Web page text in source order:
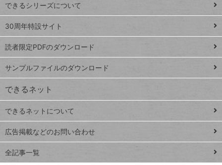
Google
スプレ
ッドシ
ート
iPhone
VLOOKUP
close
閉じ
る
ト
ッ
プ
ペ
ジ
連載
Excel Q&A
トイアンナ流仕
事術
PowerAutomate
できるシリーズについて
30周年特設サイト
読者限定PDFのダウンロード
サンプルファイルのダウンロード
できるネット
できるネットについて
広告掲載などのお問い合わせ
全記事一覧